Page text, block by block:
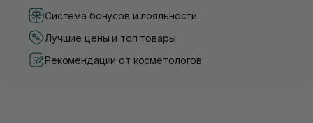
Система бонусов и лояльности
Лучшие цены и топ товары
Рекомендации от косметологов